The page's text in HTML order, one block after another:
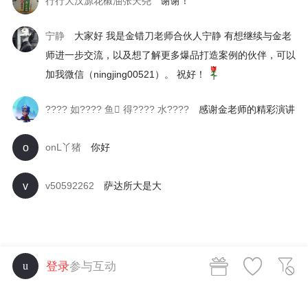
宁静
大家好 我是金错刀老师合伙人宁静 有想继续与金老
师进一步交流，以及想了解更多爆品打造案例的伙伴，可以
加我微信（ningjing00521）。 祝好！
???? 如???? 鱼 得???? 水???? 感谢金老师的精彩演讲
o onL丫猪 你好
v v50592262 萨达所大是大
u 登录参与互动